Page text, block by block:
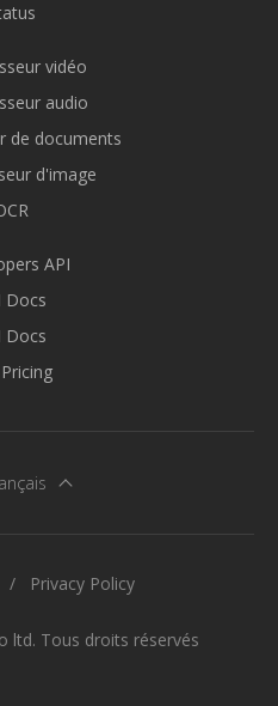
vidéo
audio
de documents
d'image
API
Docs
Docs
ltd. Tous droits réservés
Privacy Policy